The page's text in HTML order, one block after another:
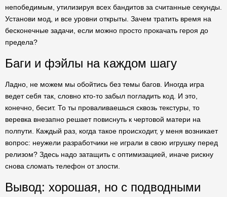
непобедимым, утилизируя всех бандитов за считанные секунды.
Установи мод, и все уровни открыты. Зачем тратить время на
бесконечные задачи, если можно просто прокачать героя до
предела?
Баги и фэйлы на каждом шагу
Ладно, не можем мы обойтись без темы багов. Иногда игра
ведет себя так, словно кто-то забыл погладить код. И это,
конечно, бесит. То ты проваливаешься сквозь текстуры, то
веревка внезапно решает повиснуть к чертовой матери на
полпути. Каждый раз, когда такое происходит, у меня возникает
вопрос: неужели разработчики не играли в свою игрушку перед
релизом? Здесь надо затащить с оптимизацией, иначе рискну
снова сломать телефон от злости.
Вывод: хорошая, но с подводными